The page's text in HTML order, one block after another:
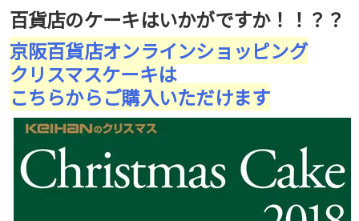
百貨店のケーキはいかがですか！！？？
京阪百貨店オンラインショッピング
クリスマスケーキは
こちらからご購入いただけます